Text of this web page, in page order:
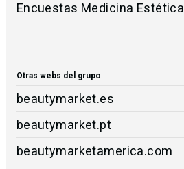
Encuestas Medicina Estética
Otras webs del grupo
beautymarket.es
beautymarket.pt
beautymarketamerica.com